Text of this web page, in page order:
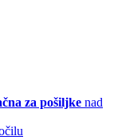
za pošiljke nad